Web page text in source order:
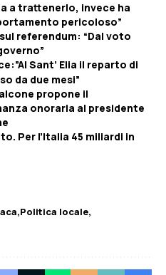
a trattenerlo, invece ha
pericoloso”
referendum: “Dal voto
Sant’ Elia il reparto di
da due mesi”
propone il
onoraria al presidente
Per l’Italia 45 miliardi in
Politica locale